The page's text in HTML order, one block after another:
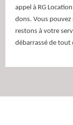
appel à RG
dons. Vous
restons à votre
débarrassé de tout